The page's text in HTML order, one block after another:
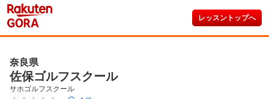
レッスントップへ
奈良県
佐保ゴルフスクール
サホゴルフスクール